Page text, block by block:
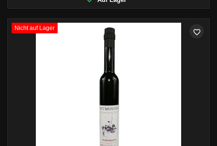
Nicht auf Lager favorite_border